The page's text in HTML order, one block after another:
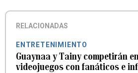
RELACIONADAS
ENTRETENIMIENTO
Guaynaa y Tainy competirán
videojuegos con fanáticos e